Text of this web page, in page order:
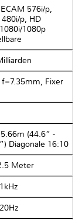
576i/p,
480i/p, HD
1080p
f=7.35mm, Fixer
(44.6” -
Diagonale 16:10
Meter